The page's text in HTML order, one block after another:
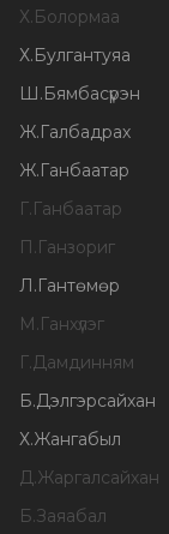
Х.Болормаа
Х.Булгантуяа
Ш.Бямбасүрэн
Ж.Галбадрах
Ж.Ганбаатар
Г.Ганбаатар
П.Ганзориг
Л.Гантөмөр
М.Ганхүлэг
Г.Дамдинням
Б.Дэлгэрсайхан
Х.Жангабыл
Д.Жаргалсайхан
Б.Заяабал